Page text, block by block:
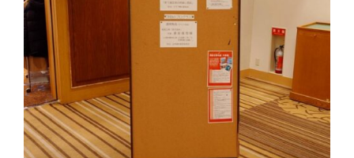
情報公開
入会のご案内